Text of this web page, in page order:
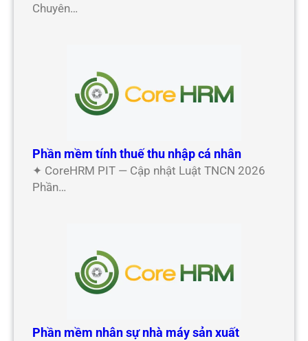
Chuyên…
Phần mềm tính thuế thu nhập cá nhân
✦ CoreHRM PIT — Cập nhật Luật TNCN 2026
Phần…
Phần mềm nhân sự nhà máy sản xuất